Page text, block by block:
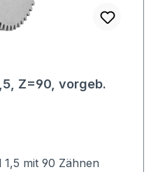
Z=90, vorgeb.
mit 90 Zähnen